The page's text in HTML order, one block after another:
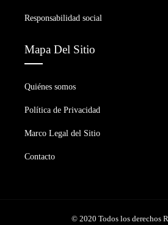
Responsabilidad social
Mapa Del Sitio
Quiénes somos
Política de Privacidad
Marco Legal del Sitio
Contacto
© 2020 Todos los derechos